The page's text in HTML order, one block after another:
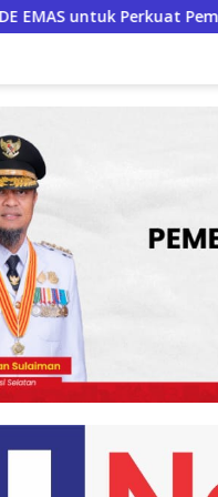
Masyarakat